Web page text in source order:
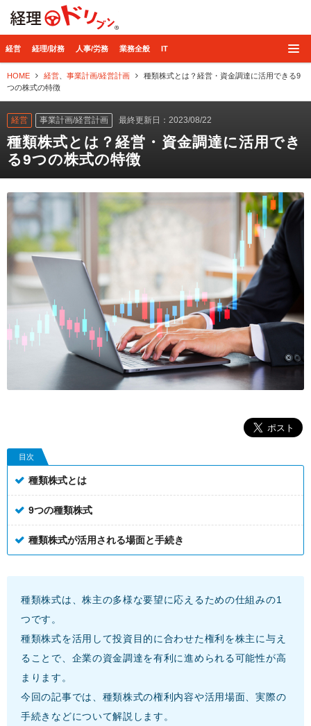
経営 経理/財務 人事/労務 業務全般 IT
HOME 経営 事業計画/経営計画
種類株式とは？経営・資金調達に活用できる9
つの株式の特徴
経営 事業計画/経営計画 最終更新日：2023/08/22
種類株式とは？経営・資金調達に活用でき
る9つの株式の特徴
目次
種類株式とは
9つの種類株式
種類株式が活用される場面と手続き
種類株式は、株主の多様な要望に応えるための仕組みの1
つです。
種類株式を活用して投資目的に合わせた権利を株主に与え
ることで、企業の資金調達を有利に進められる可能性が高
まります。
今回の記事では、種類株式の権利内容や活用場面、実際の
手続きなどについて解説します。